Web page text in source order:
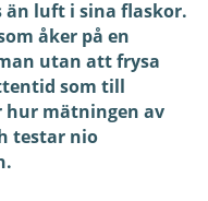
luft i sina flaskor.
åker på en
utan att frysa
som till
hur mätningen av
testar nio